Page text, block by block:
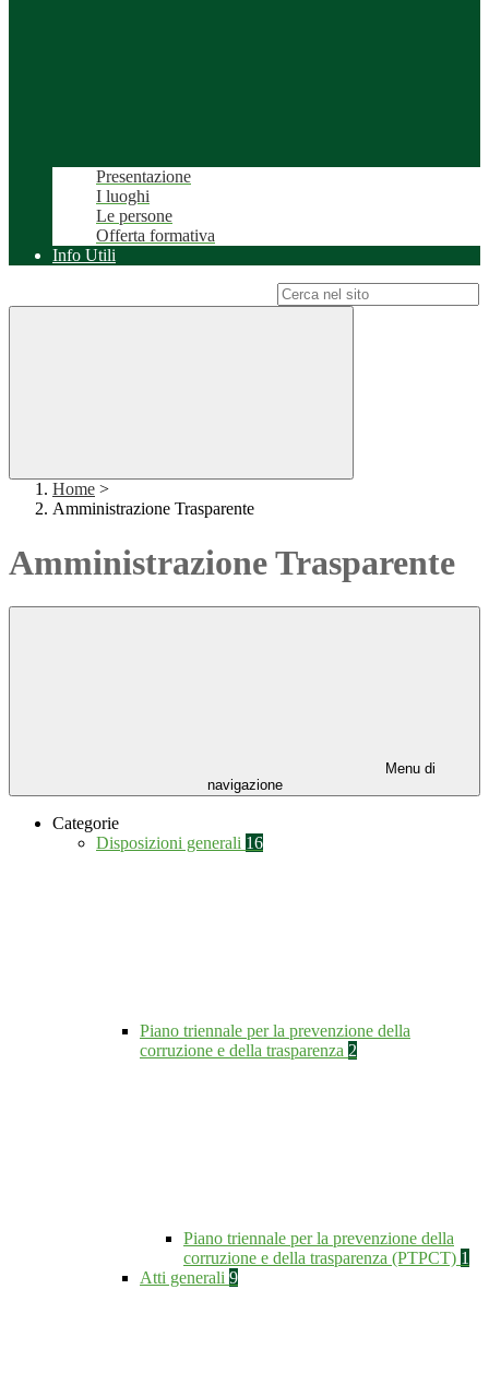
Presentazione
I luoghi
Le persone
Offerta formativa
Info Utili
Home >
Amministrazione Trasparente
Amministrazione Trasparente
Menu di
navigazione
Categorie
Disposizioni generali 16
Piano triennale per la prevenzione della
corruzione e della trasparenza 2
Piano triennale per la prevenzione della
corruzione e della trasparenza (PTPCT) 1
Atti generali 9